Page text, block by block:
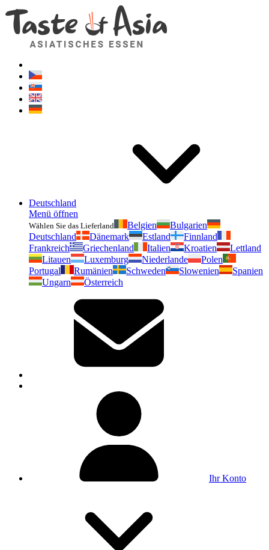
Deutschland
Menü öffnen
Wählen Sie das Lieferland Belgien
Bulgarien
Deutschland
Dänemark Estland
Finnland
Frankreich
Griechenland Italien Kroatien
Lettland
Litauen
Luxemburg Niederlande
Polen
Portugal
Rumänien Schweden Slowenien
Spanien
Ungarn
Österreich
Ihr Konto
Geschmackvonasien.de
Zögern Sie nicht zu fragen. Ich bin für Sie da!